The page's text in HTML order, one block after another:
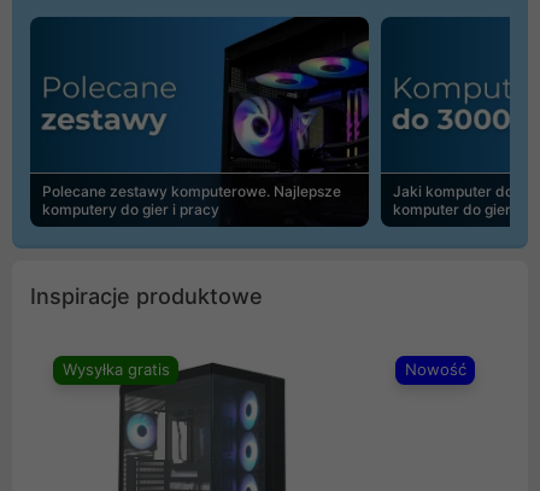
Polecane zestawy komputerowe. Najlepsze
komputery do gier i pracy
Jaki komputer do
komputer do gier |
Inspiracje produktowe
Wysyłka gratis Nowość